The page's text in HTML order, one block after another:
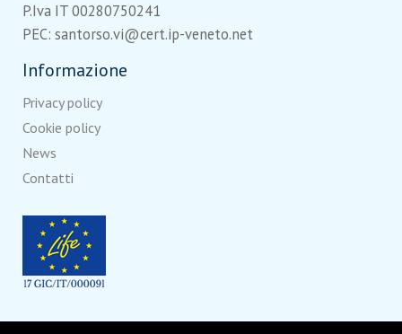
P.Iva IT 00280750241
PEC: santorso.vi@cert.ip-veneto.net
Informazione
Privacy policy
Cookie policy
News
Contatti